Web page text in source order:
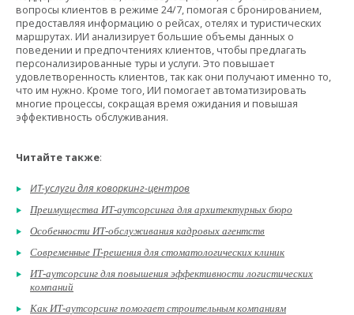
вопросы клиентов в режиме 24/7, помогая с бронированием,
предоставляя информацию о рейсах, отелях и туристических
маршрутах. ИИ анализирует большие объемы данных о
поведении и предпочтениях клиентов, чтобы предлагать
персонализированные туры и услуги. Это повышает
удовлетворенность клиентов, так как они получают именно то,
что им нужно. Кроме того, ИИ помогает автоматизировать
многие процессы, сокращая время ожидания и повышая
эффективность обслуживания.
Читайте также:
ИТ-услуги для коворкинг-центров
Преимущества ИТ-аутсорсинга для архитектурных бюро
Особенности ИТ-обслуживания кадровых агентств
Современные IT-решения для стоматологических клиник
ИТ-аутсорсинг для повышения эффективности логистических
компаний
Как ИТ-аутсорсинг помогает строительным компаниям